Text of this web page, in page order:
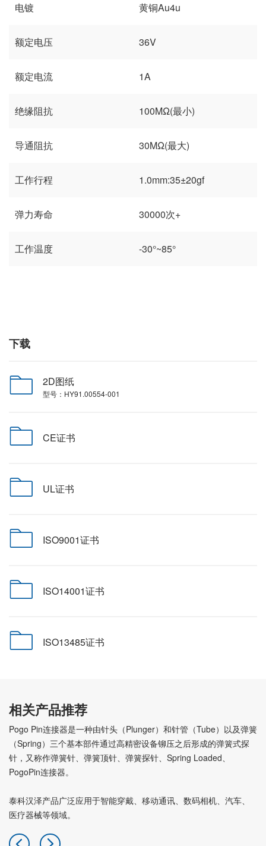
电镀 黄铜Au4u
额定电压 36V
额定电流 1A
绝缘阻抗 100MΩ(最小)
导通阻抗 30MΩ(最大)
工作行程 1.0mm:35±20gf
弹力寿命 30000次+
工作温度 -30°~85°
下载
2D图纸
型号：HY91.00554-001
CE证书
UL证书
ISO9001证书
ISO14001证书
ISO13485证书
相关产品推荐
Pogo Pin连接器是一种由针头（Plunger）和针管（Tube）以及弹簧
（Spring）三个基本部件通过高精密设备铆压之后形成的弹簧式探
针，又称作弹簧针、弹簧顶针、弹簧探针、Spring Loaded、
PogoPin连接器。
泰科汉泽产品广泛应用于智能穿戴、移动通讯、数码相机、汽车、
医疗器械等领域。